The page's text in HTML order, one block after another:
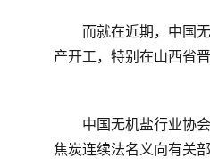
而就在近期，中国无
产开工，特别在山西省
中国无机盐行业协会
焦炭连续法名义向有关